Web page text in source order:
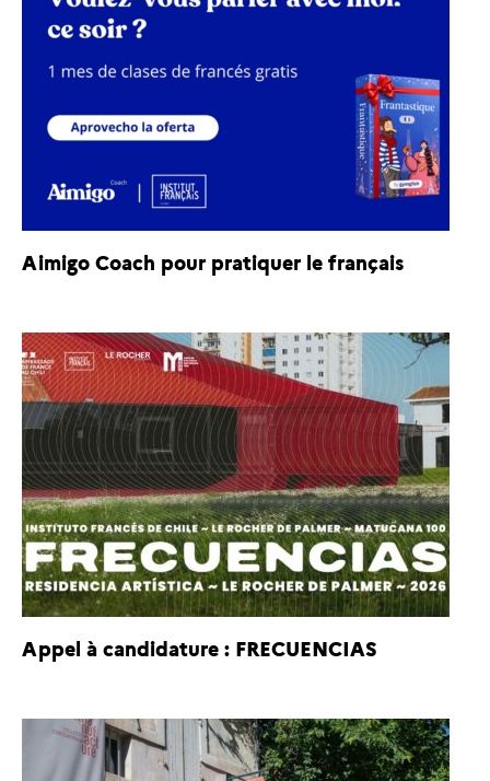
Aimigo Coach pour pratiquer le français
Appel à candidature : FRECUENCIAS